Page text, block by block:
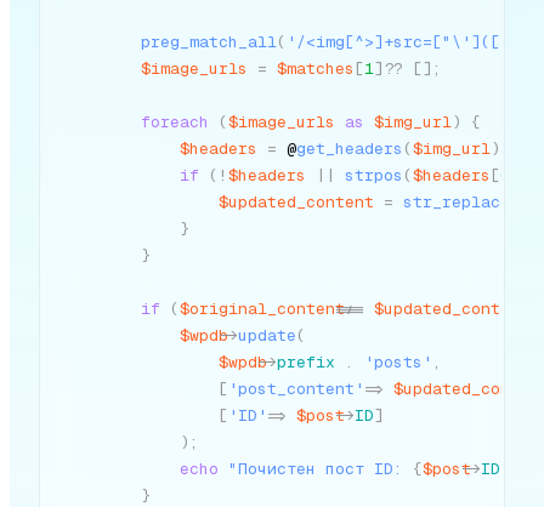
preg_match_all( '/
$image_urls
= $matches [1] ?? [] ;
foreach ($image_urls as $img_url)
{
$headers
= @get_headers ($img_url)
if
( ! $headers || strpos ($headers [0
$updated_content = str_replace
}
}
if ($original_content !== $updated_content
$wpdb->update(
$wpdb->prefix . 'posts' ,
[ 'post_content' =>
[ 'ID' => $post->ID]
) ;
echo "Почистен пост ID: {$post->ID
}